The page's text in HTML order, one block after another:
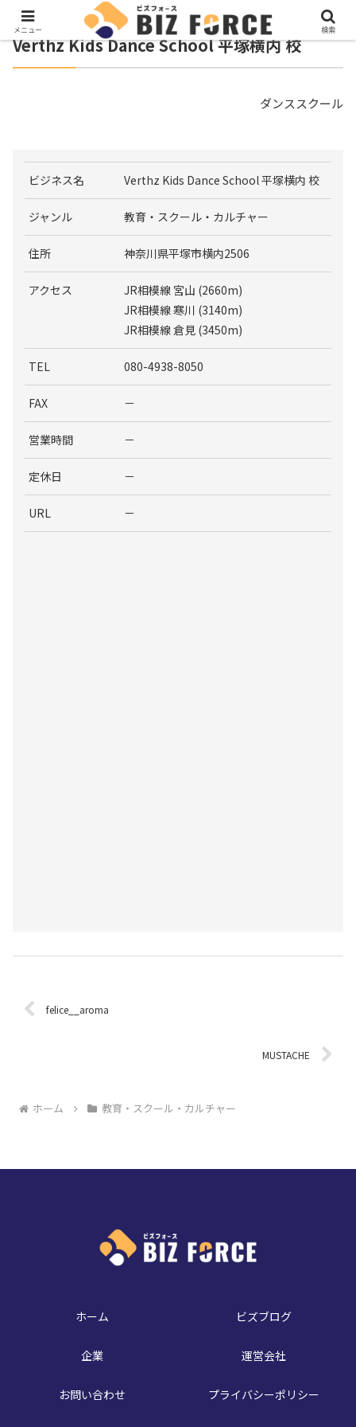
Verthz Kids Dance School 平塚横内 校
ダンススクール
ビジネス名 Verthz Kids Dance School 平塚横内 校
ジャンル 教育・スクール・カルチャー
住所 神奈川県平塚市横内2506
アクセス
JR相模線 宮山 (2660m)
JR相模線 寒川 (3140m)
JR相模線 倉見 (3450m)
TEL 080-4938-8050
FAX －
営業時間 －
定休日 －
URL －
felice__aroma
MUSTACHE
ホーム 教育・スクール・カルチャー
ホーム ビズブログ
企業 運営会社
お問い合わせ プライバシーポリシー
メニュー 検索